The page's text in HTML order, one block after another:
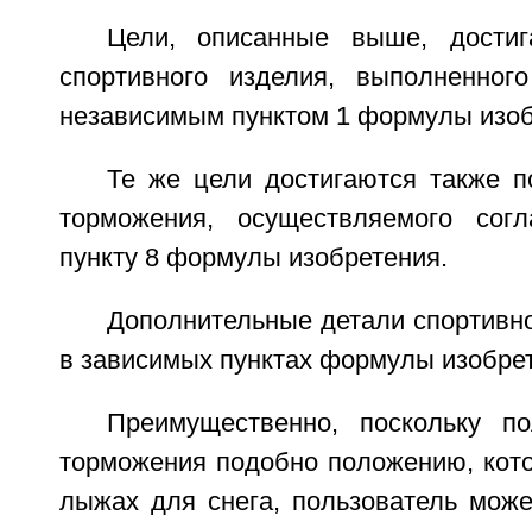
Цели, описанные выше,
спортивного изделия,
независимым пунктом 1 формулы
Те же цели достигаются также
торможения, осуществляемого
пункту 8 формулы изобретения.
Дополнительные детали
в зависимых пунктах формулы
Преимущественно, поскольку
торможения подобно положению,
лыжах для снега, пользователь